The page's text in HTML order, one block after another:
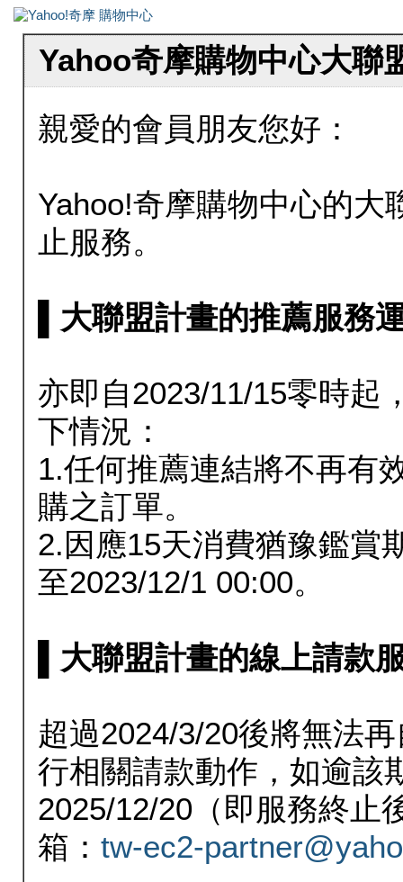
Yahoo奇摩購物中心大聯
親愛的會員朋友您好：
Yahoo!奇摩購物中心的大
止服務。
▌大聯盟計畫的推薦服務
亦即自2023/11/15零時起
下情況：
1.任何推薦連結將不再有
購之訂單。
2.因應15天消費猶豫鑑賞
至2023/12/1 00:00。
▌大聯盟計畫的線上請款
超過2024/3/20後將無法
行相關請款動作，如逾該
2025/12/20（即服務終止
箱： tw-ec2-